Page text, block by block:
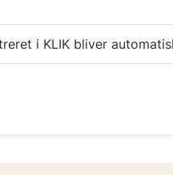
i KLIK bliver